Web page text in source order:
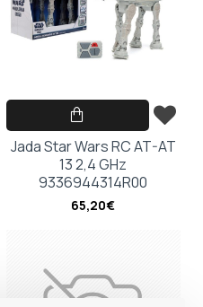
Jada Star Wars RC AT-AT
13 2,4 GHz
9336944314R00
65,20€